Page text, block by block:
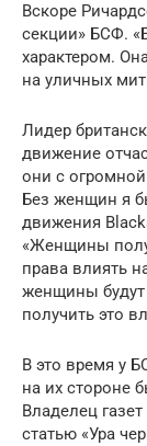
Вскоре
секции» БСФ.
характером.
на уличных
Лидер
движение
они с
Без женщин я
движения
«Женщины
права влиять
женщины будут
получить это
В это время у
на их стороне
Владелец
статью «Ура